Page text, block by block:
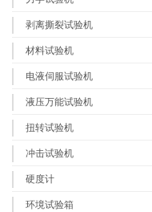
剥离撕裂试验机
材料试验机
电液伺服试验机
液压万能试验机
扭转试验机
冲击试验机
硬度计
环境试验箱